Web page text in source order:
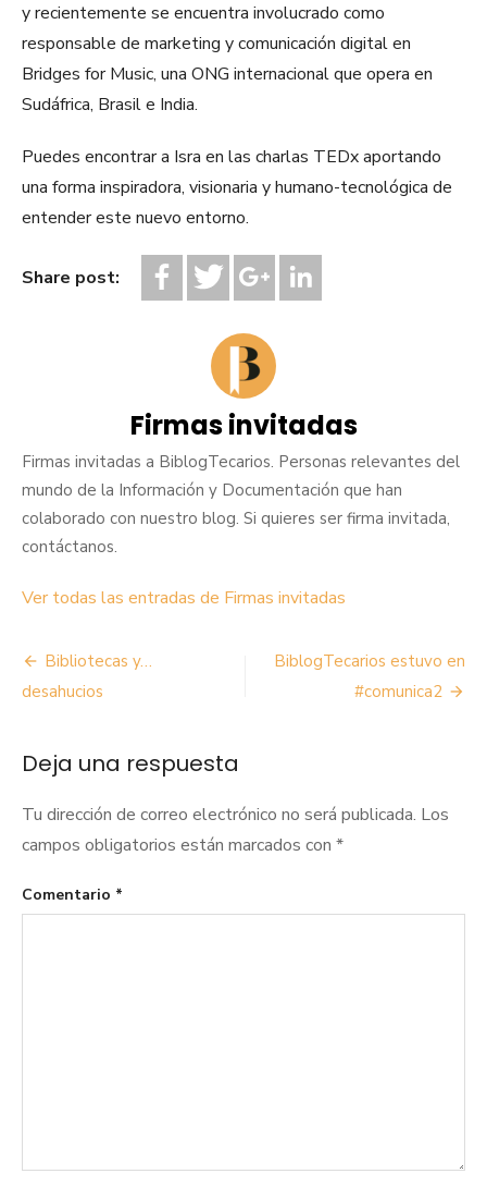
y recientemente se encuentra involucrado como
responsable de marketing y comunicación digital en
Bridges for Music, una ONG internacional que opera en
Sudáfrica, Brasil e India.
Puedes encontrar a Isra en las charlas TEDx aportando
una forma inspiradora, visionaria y humano-tecnológica de
entender este nuevo entorno.
Share post:
Firmas invitadas
Firmas invitadas a BiblogTecarios. Personas relevantes del
mundo de la Información y Documentación que han
colaborado con nuestro blog. Si quieres ser firma invitada,
contáctanos.
Ver todas las entradas de Firmas invitadas
Navegación
de
Bibliotecas y…
desahucios
BiblogTecarios estuvo en
#comunica2
Deja una respuesta
Tu dirección de correo electrónico no será publicada. Los
campos obligatorios están marcados con *
Comentario *